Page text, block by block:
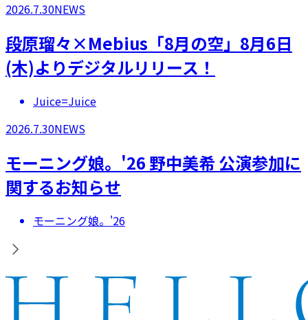
2026.7.30NEWS
段原瑠々×Mebius「8月の空」8月6日
(木)よりデジタルリリース！
Juice=Juice
2026.7.30NEWS
モーニング娘。'26 野中美希 公演参加に
関するお知らせ
モーニング娘。'26